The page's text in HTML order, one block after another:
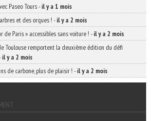
Paseo Tours-il y a 1 mois
et des orques ! -il y a 2 mois
de Paris » accessibles sans voiture ! -il y a 2 mois
Toulouse remportent la deuxième édition du défi
il y a 2 mois
de carbone, plus de plaisir ! -il y a 2 mois